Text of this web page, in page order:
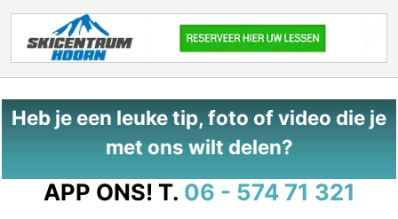
Heb je een leuke tip, foto of video die je
met ons wilt delen?
APP ONS! T. 06 - 574 71 321